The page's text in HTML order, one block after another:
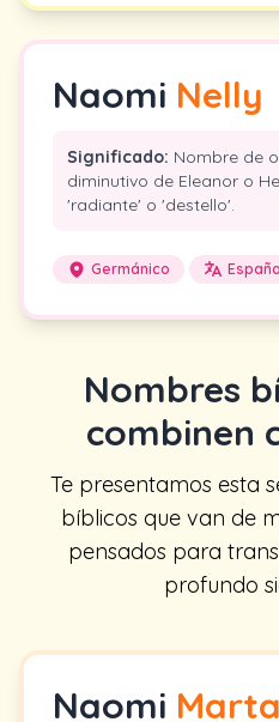
Naomi Nelly
Significado: Nombre de
diminutivo de Eleanor o
'radiante' o 'destello'.
Germánico
Nombres
combinen
Te presentamos esta
bíblicos que van de
pensados para
profundo
Naomi Marta